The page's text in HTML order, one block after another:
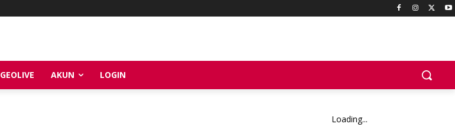
GEOLIVE AKUN LOGIN
Loading...